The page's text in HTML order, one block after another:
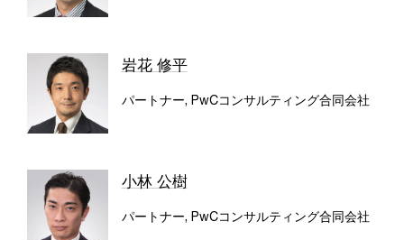
岩花 修平
パートナー, PwCコンサルティング合同会社
小林 公樹
パートナー, PwCコンサルティング合同会社